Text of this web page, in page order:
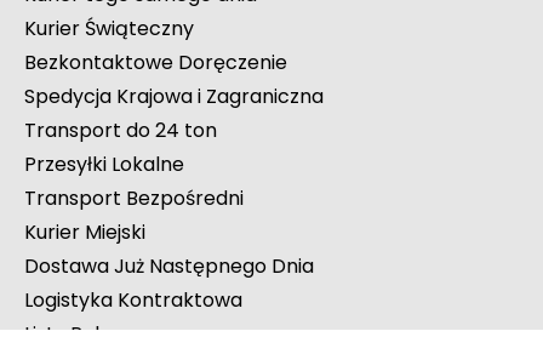
Kurier ekspresowy tego samego dnia
Kurier krajowy
Kurier tego samego dnia
Kurier Świąteczny
Bezkontaktowe Doręczenie
Spedycja Krajowa i Zagraniczna
Transport do 24 ton
Przesyłki Lokalne
Transport Bezpośredni